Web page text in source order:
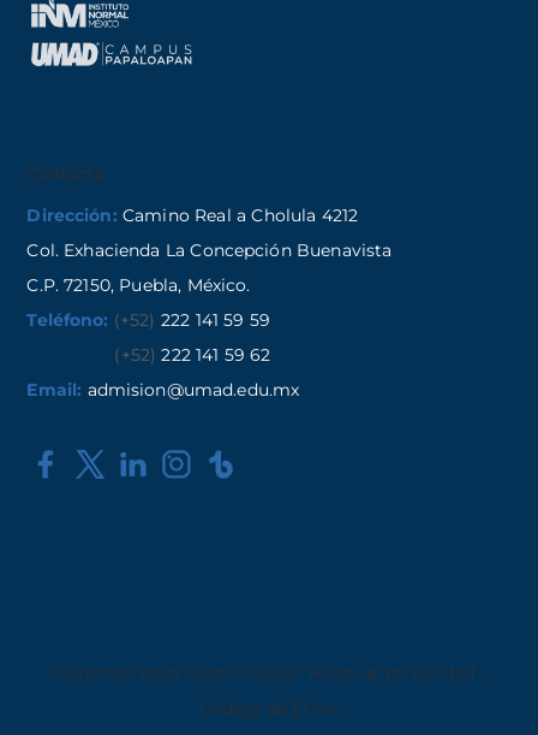
Contacto
Dirección: Camino Real a Cholula 4212
Col. Exhacienda La Concepción Buenavista
C.P. 72150, Puebla, México.
Teléfono: (+52) 222 141 59 59
(+52) 222 141 59 62
Email: admision@umad.edu.mx
Derechos reservados © 2022 Aviso de privacidad
Código de Ética